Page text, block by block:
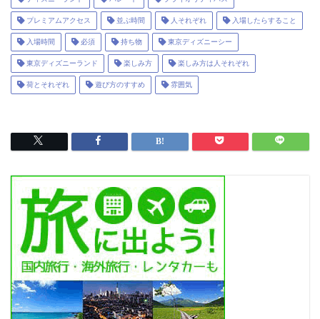
プレミアムアクセス 並ぶ時間 人それぞれ 入場したらすること
入場時間 必須 持ち物 東京ディズニーシー
東京ディズニーランド 楽しみ方 楽しみ方は人それぞれ
荷とそれぞれ 遊び方のすすめ 雰囲気